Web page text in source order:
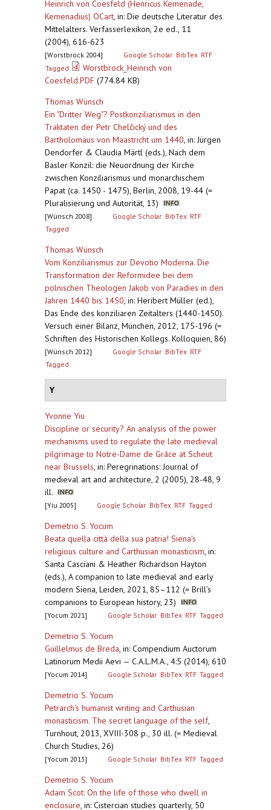
Heinrich von Coesfeld (Henricus Kemenade,
Kemenadius) OCart, in: Die deutsche Literatur des
Mittelalters. Verfasserlexikon, 2e ed., 11
(2004), 616-623
[Worstbrock 2004] Google Scholar BibTex RTF
Tagged
Worstbrock_Heinrich von
Coesfeld.PDF (774.84 KB)
Thomas Wünsch
Ein "Dritter Weg"? Postkonziliarismus in den
Traktaten der Petr Chelčický und des
Bartholomäus von Maastricht um 1440, in: Jürgen
Dendorfer & Claudia Märtl (eds.), Nach dem
Basler Konzil: die Neuordnung der Kirche
zwischen Konziliarismus und monarchischem
Papat (ca. 1450 - 1475), Berlin, 2008, 19-44 (=
Pluralisierung und Autorität, 13)
[Wünsch 2008] Google Scholar BibTex RTF
Tagged
Thomas Wünsch
Vom Konziliarismus zur Devotio Moderna. Die
Transformation der Reformidee bei dem
polnischen Theologen Jakob von Paradies in den
Jahren 1440 bis 1450, in: Heribert Müller (ed.),
Das Ende des konziliaren Zeitalters (1440-1450).
Versuch einer Bilanz, München, 2012, 175-196 (=
Schriften des Historischen Kollegs. Kolloquien, 86)
[Wünsch 2012] Google Scholar BibTex RTF
Tagged
Y
Yvonne Yiu
Discipline or security? An analysis of the power
mechanisms used to regulate the late medieval
pilgrimage to Notre-Dame de Grâce at Scheut
near Brussels, in: Peregrinations: Journal of
medieval art and architecture, 2 (2005), 28-48, 9
ill.
[Yiu 2005] Google Scholar BibTex RTF Tagged
Demetrio S. Yocum
Beata quella città della sua patria! Siena’s
religious culture and Carthusian monasticism, in:
Santa Casciani & Heather Richardson Hayton
(eds.), A companion to late medieval and early
modern Siena, Leiden, 2021, 85–112 (= Brill’s
companions to European history, 23)
[Yocum 2021] Google Scholar BibTex RTF Tagged
Demetrio S. Yocum
Guillelmus de Breda, in: Compendium Auctorum
Latinorum Medii Aevi — C.A.L.M.A., 4:5 (2014), 610
[Yocum 2014] Google Scholar BibTex RTF Tagged
Demetrio S. Yocum
Petrarch's humanist writing and Carthusian
monasticism. The secret language of the self,
Turnhout, 2013, XVIII-308 p., 30 ill. (= Medieval
Church Studies, 26)
[Yocum 2013] Google Scholar BibTex RTF Tagged
Demetrio S. Yocum
Adam Scot: On the life of those who dwell in
enclosure, in: Cistercian studies quarterly, 50